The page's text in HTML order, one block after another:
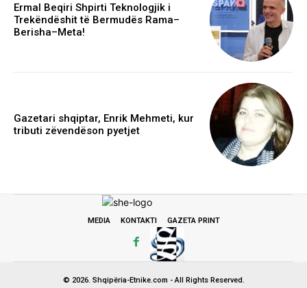
Ermal Beqiri Shpirti Teknologjik i
Trekëndëshit të Bermudës Rama–
Berisha–Meta!
Gazetari shqiptar, Enrik Mehmeti, kur
tributi zëvendëson pyetjet
MEDIA KONTAKTI GAZETA PRINT
© 2026. Shqipëria-Etnike.com - All Rights Reserved.